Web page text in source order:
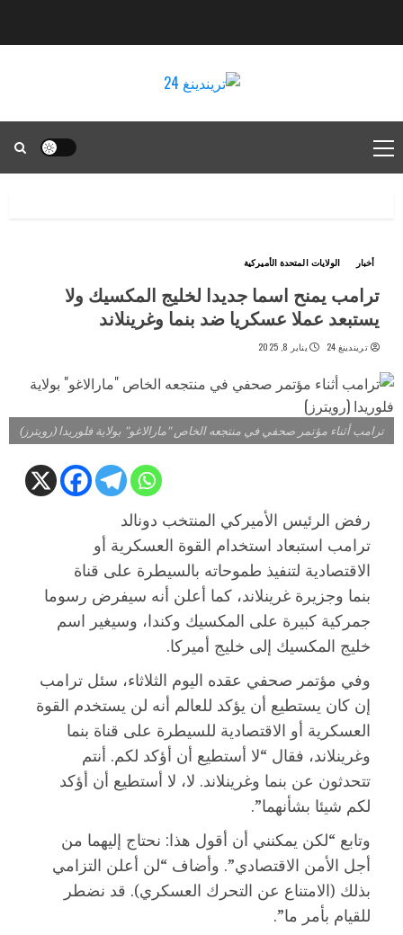
أخبار الولايات المتحدة الأميركية
ترامب يمنح اسما جديدا لخليج المكسيك ولا
يستبعد عملا عسكريا ضد بنما وغرينلاند
تريندينغ 24 يناير 8, 2025
ترامب أثناء مؤتمر صحفي في منتجعه الخاص "مارالاغو" بولاية فلوريدا (رويترز)
رفض الرئيس الأميركي المنتخب دونالد
ترامب استبعاد استخدام القوة العسكرية أو
الاقتصادية لتنفيذ طموحاته بالسيطرة على قناة
بنما وجزيرة غرينلاند، كما أعلن أنه سيفرض رسوما
جمركية كبيرة على المكسيك وكندا، وسيغير اسم
خليج المكسيك إلى خليج أميركا.
وفي مؤتمر صحفي عقده اليوم الثلاثاء، سئل ترامب
إن كان يستطيع أن يؤكد للعالم أنه لن يستخدم القوة
العسكرية أو الاقتصادية للسيطرة على قناة بنما
وغرينلاند، فقال “لا أستطيع أن أؤكد لكم. أنتم
تتحدثون عن بنما وغرينلاند. لا، لا أستطيع أن أؤكد
لكم شيئا بشأنهما”.
وتابع “لكن يمكنني أن أقول هذا: نحتاج إليهما من
أجل الأمن الاقتصادي”. وأضاف “لن أعلن التزامي
بذلك (الامتناع عن التحرك العسكري). قد نضطر
للقيام بأمر ما”.